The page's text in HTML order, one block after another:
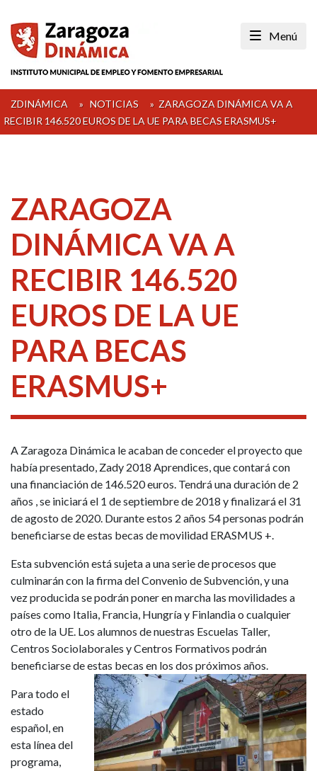
content
Menú
ZDINÁMICA » NOTICIAS » ZARAGOZA DINÁMICA VA A
RECIBIR 146.520 EUROS DE LA UE PARA BECAS ERASMUS+
ZARAGOZA
DINÁMICA VA A
RECIBIR 146.520
EUROS DE LA UE
PARA BECAS
ERASMUS+
A Zaragoza Dinámica le acaban de conceder el proyecto que
había presentado, Zady 2018 Aprendices, que contará con
una financiación de 146.520 euros. Tendrá una duración de 2
años , se iniciará el 1 de septiembre de 2018 y finalizará el 31
de agosto de 2020. Durante estos 2 años 54 personas podrán
beneficiarse de estas becas de movilidad ERASMUS +.
Esta subvención está sujeta a una serie de procesos que
culminarán con la firma del Convenio de Subvención, y una
vez producida se podrán poner en marcha las movilidades a
países como Italia, Francia, Hungría y Finlandia o cualquier
otro de la UE. Los alumnos de nuestras Escuelas Taller,
Centros Sociolaborales y Centros Formativos podrán
beneficiarse de estas becas en los dos próximos años.
Para todo el
estado
español, en
esta línea del
programa,